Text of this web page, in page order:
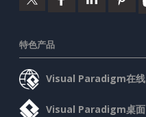
特色产品
Visual Paradigm在线
Visual Paradigm桌面